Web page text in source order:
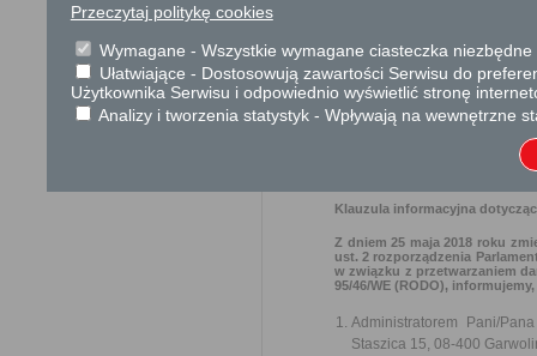
Podstawa prawna
Ustawa z dnia 14
Ustawa z dnia 6
Klauzula informacyjna
Z dniem 25 maja 2018 roku
ust. 2 rozporządzenia
w związku z przetwarzaniem
95/46/WE (RODO),
Administratorem Pani/
Staszica 15, 08-400
Przeczytaj politykę cookies
Wymagane - Wszystkie wymagane ciasteczka
Ułatwiające - Dostosowują zawartości Serwisu do
Użytkownika Serwisu i odpowiednio wyświetlić stronę
Analizy i tworzenia statystyk - Wpływają na wewnętrzne